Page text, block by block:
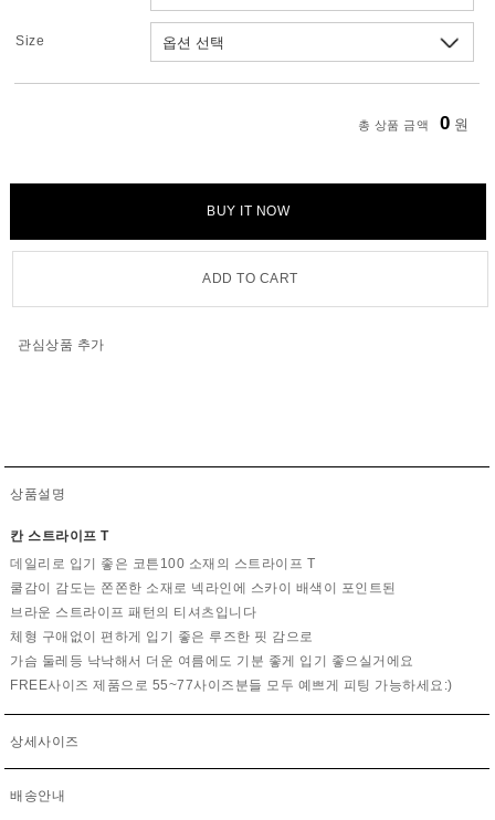
Size
총 상품 금액 0 원
BUY IT NOW
ADD TO CART
관심상품 추가
상품설명
칸 스트라이프 T
데일리로 입기 좋은 코튼100 소재의 스트라이프 T
쿨감이 감도는 쫀쫀한 소재로 넥라인에 스카이 배색이 포인트된
브라운 스트라이프 패턴의 티셔츠입니다
체형 구애없이 편하게 입기 좋은 루즈한 핏 감으로
가슴 둘레등 낙낙해서 더운 여름에도 기분 좋게 입기 좋으실거에요
FREE사이즈 제품으로 55~77사이즈분들 모두 예쁘게 피팅 가능하세요:)
상세사이즈
배송안내